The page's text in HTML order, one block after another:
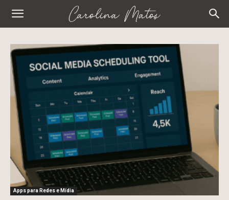
Carolina
Matos
Apps para Redes e Mídia